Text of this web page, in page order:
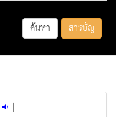
ค้นหา สารบัญ
|